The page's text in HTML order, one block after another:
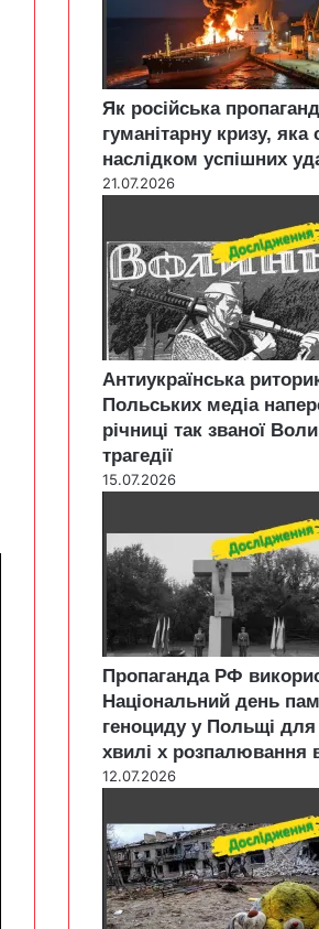
Як російська
гуманітарну кризу, яка
наслідком успішних
21.07.2026
Антиукраїнська
Польських медіа
річниці так званої
трагедії
15.07.2026
Пропаганда РФ
Національний день
геноциду у Польщі для
хвилі х розпалювання
12.07.2026